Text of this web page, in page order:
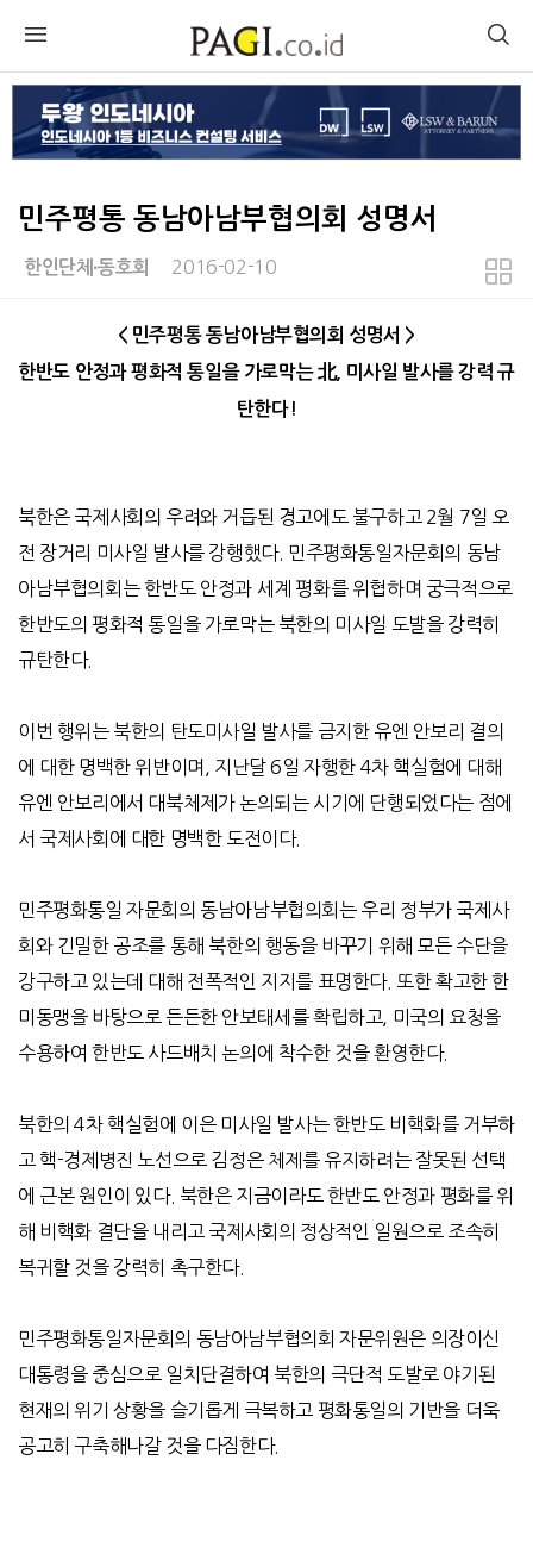
민주평통 동남아남부협의회 성명서
한인단체∙동호회 2016-02-10
＜민주평통 동남아남부협의회 성명서＞
한반도 안정과 평화적 통일을 가로막는 北, 미사일 발사를 강력 규
탄한다!
북한은 국제사회의 우려와 거듭된 경고에도 불구하고 2월 7일 오
전 장거리 미사일 발사를 강행했다. 민주평화통일자문회의 동남
아남부협의회는 한반도 안정과 세계 평화를 위협하며 궁극적으로
한반도의 평화적 통일을 가로막는 북한의 미사일 도발을 강력히
규탄한다.
이번 행위는 북한의 탄도미사일 발사를 금지한 유엔 안보리 결의
에 대한 명백한 위반이며, 지난달 6일 자행한 4차 핵실험에 대해
유엔 안보리에서 대북체제가 논의되는 시기에 단행되었다는 점에
서 국제사회에 대한 명백한 도전이다.
민주평화통일 자문회의 동남아남부협의회는 우리 정부가 국제사
회와 긴밀한 공조를 통해 북한의 행동을 바꾸기 위해 모든 수단을
강구하고 있는데 대해 전폭적인 지지를 표명한다. 또한 확고한 한
미동맹을 바탕으로 든든한 안보태세를 확립하고, 미국의 요청을
수용하여 한반도 사드배치 논의에 착수한 것을 환영한다.
북한의 4차 핵실험에 이은 미사일 발사는 한반도 비핵화를 거부하
고 핵-경제병진 노선으로 김정은 체제를 유지하려는 잘못된 선택
에 근본 원인이 있다. 북한은 지금이라도 한반도 안정과 평화를 위
해 비핵화 결단을 내리고 국제사회의 정상적인 일원으로 조속히
복귀할 것을 강력히 촉구한다.
민주평화통일자문회의 동남아남부협의회 자문위원은 의장이신
대통령을 중심으로 일치단결하여 북한의 극단적 도발로 야기된
현재의 위기 상황을 슬기롭게 극복하고 평화통일의 기반을 더욱
공고히 구축해나갈 것을 다짐한다.